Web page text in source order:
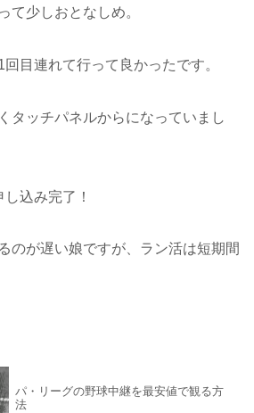
て少しおとなしめ。
目連れて行って良かったです。
タッチパネルからになっていまし
込み完了！
のが遅い娘ですが、ラン活は短期間
パ・リーグの野球中継を最安値で観る方
法